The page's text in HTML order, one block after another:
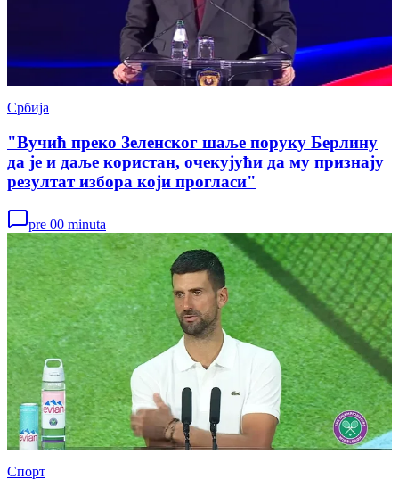
Србија
"Вучић преко Зеленског шаље поруку Берлину
да је и даље користан, очекујући да му признају
резултат избора који прогласи"
pre 00 minuta
Спорт